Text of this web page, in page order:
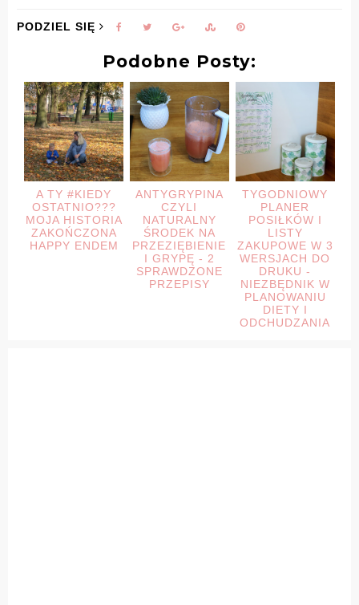
PODZIEL SIĘ
Podobne Posty:
A TY #KIEDY
OSTATNIO???
MOJA HISTORIA
ZAKOŃCZONA
HAPPY ENDEM
ANTYGRYPINA
CZYLI
NATURALNY
ŚRODEK NA
PRZEZIĘBIENIE
I GRYPĘ - 2
SPRAWDZONE
PRZEPISY
TYGODNIOWY
PLANER
POSIŁKÓW I
LISTY
ZAKUPOWE W 3
WERSJACH DO
DRUKU -
NIEZBĘDNIK W
PLANOWANIU
DIETY I
ODCHUDZANIA